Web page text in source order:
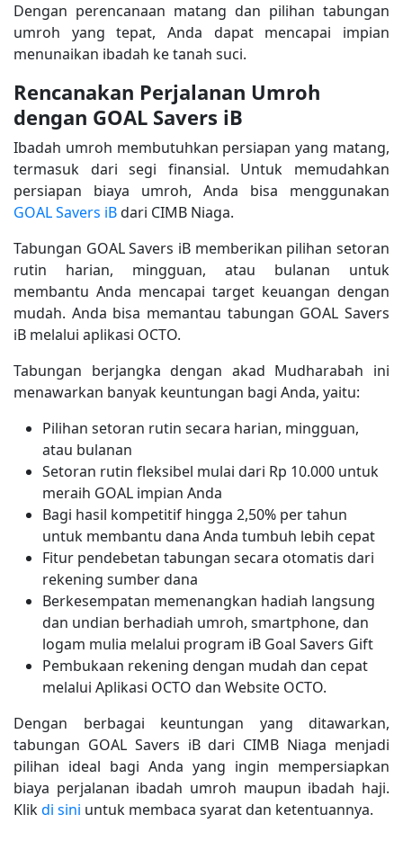
Dengan perencanaan matang dan pilihan tabungan
umroh yang tepat, Anda dapat mencapai impian
menunaikan ibadah ke tanah suci.
Rencanakan Perjalanan Umroh
dengan GOAL Savers iB
Ibadah umroh membutuhkan persiapan yang matang,
termasuk dari segi finansial. Untuk memudahkan
persiapan biaya umroh, Anda bisa menggunakan
GOAL Savers iBdari CIMB Niaga.
Tabungan GOAL Savers iB memberikan pilihan setoran
rutin harian, mingguan, atau bulanan untuk
membantu Anda mencapai target keuangan dengan
mudah. Anda bisa memantau tabungan GOAL Savers
iB melalui aplikasi OCTO.
Tabungan berjangka dengan akad Mudharabah ini
menawarkan banyak keuntungan bagi Anda, yaitu:
Pilihan setoran rutin secara harian, mingguan,
atau bulanan
Setoran rutin fleksibel mulai dari Rp 10.000 untuk
meraih GOAL impian Anda
Bagi hasil kompetitif hingga 2,50% per tahun
untuk membantu dana Anda tumbuh lebih cepat
Fitur pendebetan tabungan secara otomatis dari
rekening sumber dana
Berkesempatan memenangkan hadiah langsung
dan undian berhadiah umroh, smartphone, dan
logam mulia melalui program iB Goal Savers Gift
Pembukaan rekening dengan mudah dan cepat
melalui Aplikasi OCTO dan Website OCTO.
Dengan berbagai keuntungan yang ditawarkan,
tabungan GOAL Savers iB dari CIMB Niaga menjadi
pilihan ideal bagi Anda yang ingin mempersiapkan
biaya perjalanan ibadah umroh maupun ibadah haji.
Klikdi sini untuk membaca syarat dan ketentuannya.